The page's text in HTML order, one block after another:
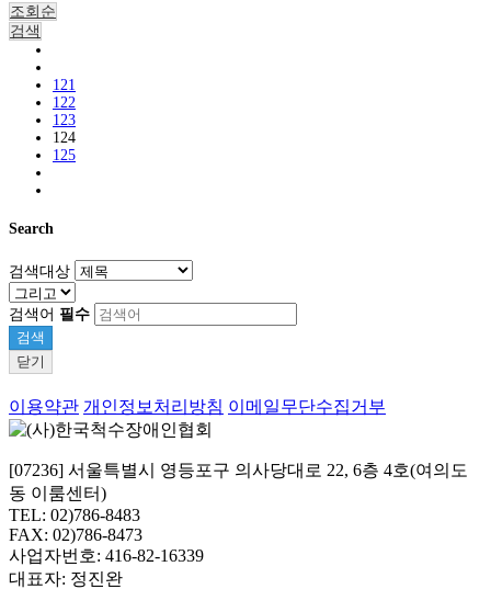
조회순
검색
121
122
123
124
125
Search
검색대상
검색어 필수
검색
닫기
이용약관 개인정보처리방침 이메일무단수집거부
[07236] 서울특별시 영등포구 의사당대로 22, 6층 4호(여의도
동 이룸센터)
TEL: 02)786-8483
FAX: 02)786-8473
사업자번호: 416-82-16339
대표자: 정진완